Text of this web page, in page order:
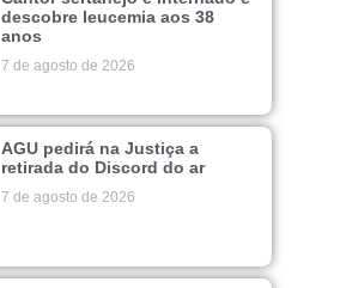
descobre leucemia aos 38
anos
7 de agosto de 2026
AGU pedirá na Justiça a
retirada do Discord do ar
7 de agosto de 2026